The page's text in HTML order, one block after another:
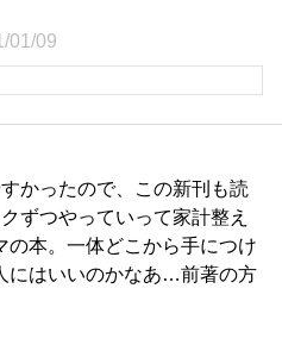
01/09
かったので、この新刊も読
ずつやっていって家計整え
の本。一体どこから手につけ
にはいいのかなあ…前著の方